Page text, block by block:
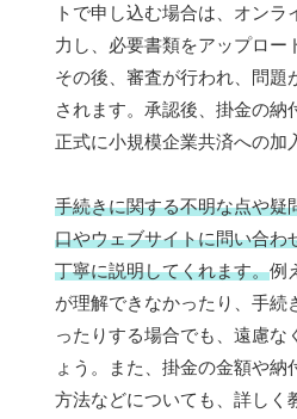
トで申し込む場合は、オンラ
力し、必要書類をアップロー
その後、審査が行われ、問題
されます。承認後、掛金の納
正式に小規模企業共済への加
手続きに関する不明な点や疑
口やウェブサイトに問い合わ
丁寧に説明してくれます。例
が理解できなかったり、手続
ったりする場合でも、遠慮な
ょう。また、掛金の金額や納
方法などについても、詳しく